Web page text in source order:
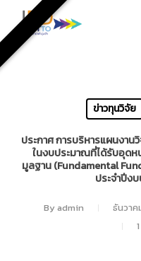
main
content
ข่าวทุนวิจัย
ประกาศ การบริหารแผนงาน
ในงบประมาณที่ได้รับอุด
มูลฐาน (Fundamental
ประจำปีง
Byadmin ธันวา